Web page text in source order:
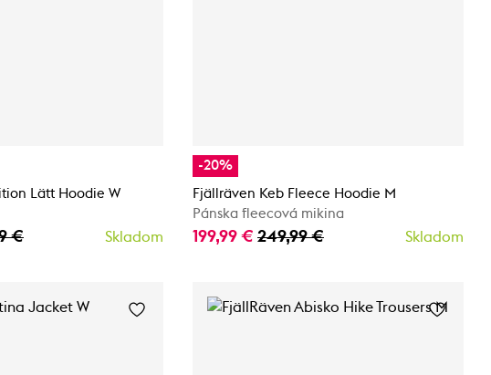
Lätt Hoodie W
€ Skladom
-20%
Fjällräven Keb Fleece Hoodie M
Pánska fleecová mikina
199,99 € 249,99 € Skladom